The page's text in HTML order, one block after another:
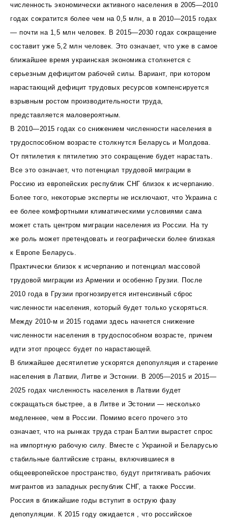
численность экономически активного населения в 2005—2010
годах сократится более чем на 0,5 млн, а в 2010—2015 годах
— почти на 1,5 млн человек. В 2015—2030 годах сокращение
составит уже 5,2 млн человек. Это означает, что уже в самое
ближайшее время украинская экономика столкнется с
серьезным дефицитом рабочей силы. Вариант, при котором
нарастающий дефицит трудовых ресурсов компенсируется
взрывным ростом производительности труда,
представляется маловероятным.
В 2010—2015 годах со снижением численности населения в
трудоспособном возрасте столкнутся Беларусь и Молдова.
От пятилетия к пятилетию это сокращение будет нарастать.
Все это означает, что потенциал трудовой миграции в
Россию из европейских республик СНГ близок к исчерпанию.
Более того, некоторые эксперты не исключают, что Украина с
ее более комфортными климатическими условиями сама
может стать центром миграции населения из России. На ту
же роль может претендовать и географически более близкая
к Европе Беларусь.
Практически близок к исчерпанию и потенциал массовой
трудовой миграции из Армении и особенно Грузии. После
2010 года в Грузии прогнозируется интенсивный сброс
численности населения, который будет только ускоряться.
Между 2010-м и 2015 годами здесь начнется снижение
численности населения в трудоспособном возрасте, причем
идти этот процесс будет по нарастающей.
В ближайшее десятилетие ускорятся депопуляция и старение
населения в Латвии, Литве и Эстонии. В 2005—2015 и 2015—
2025 годах численность населения в Латвии будет
сокращаться быстрее, а в Литве и Эстонии — несколько
медленнее, чем в России. Помимо всего прочего это
означает, что на рынках труда стран Балтии вырастет спрос
на импортную рабочую силу. Вместе с Украиной и Беларусью
стабильные балтийские страны, включившиеся в
общеевропейское пространство, будут притягивать рабочих
мигрантов из западных республик СНГ, а также России.
Россия в ближайшие годы вступит в острую фазу
депопуляции. К 2015 году ожидается , что российское